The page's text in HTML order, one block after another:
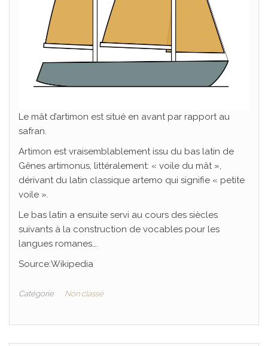
Le mât d’artimon est situé en avant par rapport au
safran.
Artimon est vraisemblablement issu du bas latin de
Gênes artimonus, littéralement: « voile du mât »,
dérivant du latin classique artemo qui signifie « petite
voile ».
Le bas latin a ensuite servi au cours des siècles
suivants à la construction de vocables pour les
langues romanes….
Source:Wikipedia
Catégorie Non classé